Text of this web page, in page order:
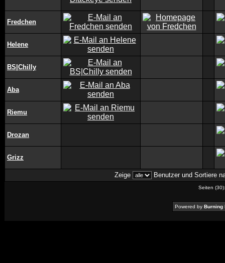
Fredchen
Helene
BS|Chilly
Aba
Riemu
Drozan
Grizz
Zeige Benutzer und Sortiere
Seiten
Powered by Burning